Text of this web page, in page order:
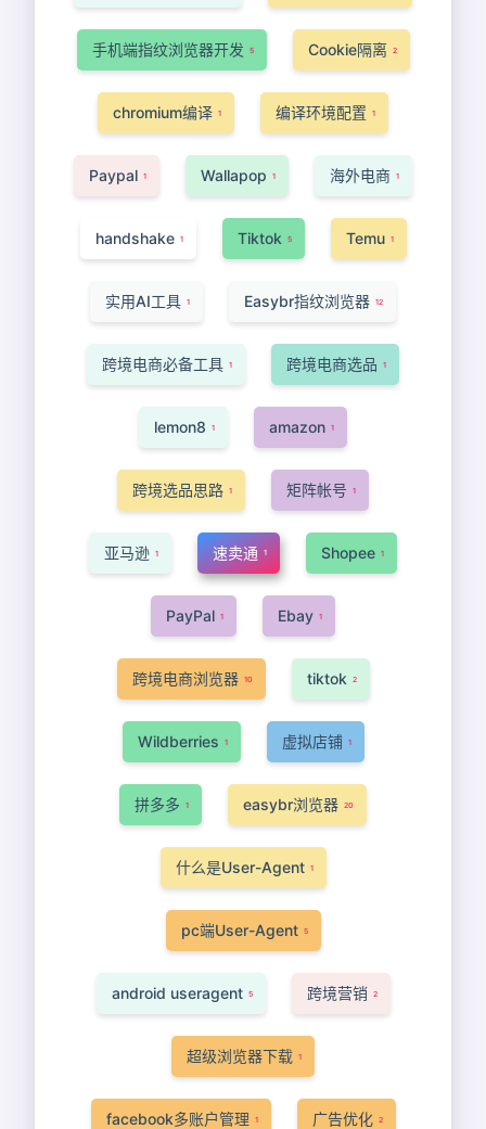
手机端指纹浏览器开发 5 Cookie隔离 2
chromium编译 1 编译环境配置 1
Paypal 1 Wallapop 1 海外电商 1
handshake 1 Tiktok 5 Temu 1
实用AI工具 1 Easybr指纹浏览器 12
跨境电商必备工具 1 跨境电商选品 1
lemon8 1 amazon 1
跨境选品思路 1 矩阵帐号 1
亚马逊 1 速卖通 1 Shopee 1
PayPal 1 Ebay 1
跨境电商浏览器 10 tiktok 2
Wildberries 1 虚拟店铺 1
拼多多 1 easybr浏览器 20
什么是User-Agent 1
pc端User-Agent 5
android useragent 5 跨境营销 2
超级浏览器下载 1
facebook多账户管理 1 广告优化 2